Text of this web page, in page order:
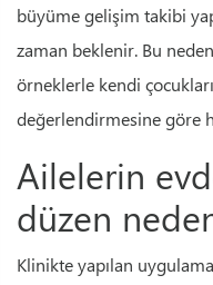
büyüme gelişim takibi
zaman beklenir. Bu
örneklerle kendi
değerlendirmesine göre
Ailelerin
düzen
Klinikte yapılan